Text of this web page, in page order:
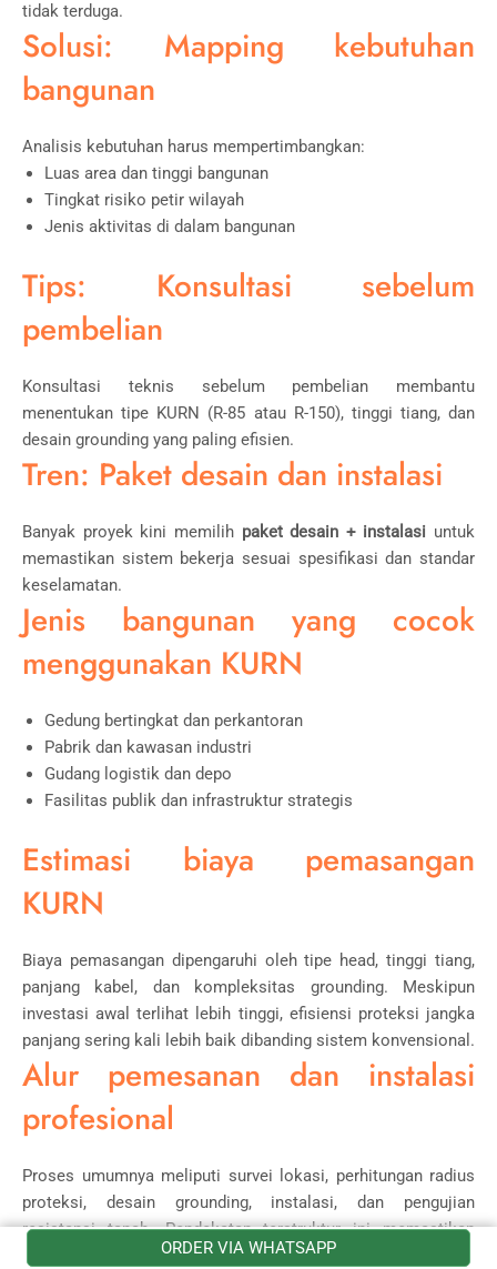
tidak terduga.
Solusi: Mapping kebutuhan
bangunan
Analisis kebutuhan harus mempertimbangkan:
Luas area dan tinggi bangunan
Tingkat risiko petir wilayah
Jenis aktivitas di dalam bangunan
Tips: Konsultasi sebelum
pembelian
Konsultasi teknis sebelum pembelian membantu
menentukan tipe KURN (R-85 atau R-150), tinggi tiang, dan
desain grounding yang paling efisien.
Tren: Paket desain dan instalasi
Banyak proyek kini memilih paket desain + instalasi untuk
memastikan sistem bekerja sesuai spesifikasi dan standar
keselamatan.
Jenis bangunan yang cocok
menggunakan KURN
Gedung bertingkat dan perkantoran
Pabrik dan kawasan industri
Gudang logistik dan depo
Fasilitas publik dan infrastruktur strategis
Estimasi biaya pemasangan
KURN
Biaya pemasangan dipengaruhi oleh tipe head, tinggi tiang,
panjang kabel, dan kompleksitas grounding. Meskipun
investasi awal terlihat lebih tinggi, efisiensi proteksi jangka
panjang sering kali lebih baik dibanding sistem konvensional.
Alur pemesanan dan instalasi
profesional
Proses umumnya meliputi survei lokasi, perhitungan radius
proteksi, desain grounding, instalasi, dan pengujian
resistansi tanah. Pendekatan terstruktur ini memastikan
sistem bekerja optimal sejak hari pertama.
ORDER VIA WHATSAPP